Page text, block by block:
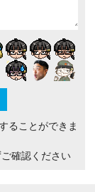
ることができま
確認ください